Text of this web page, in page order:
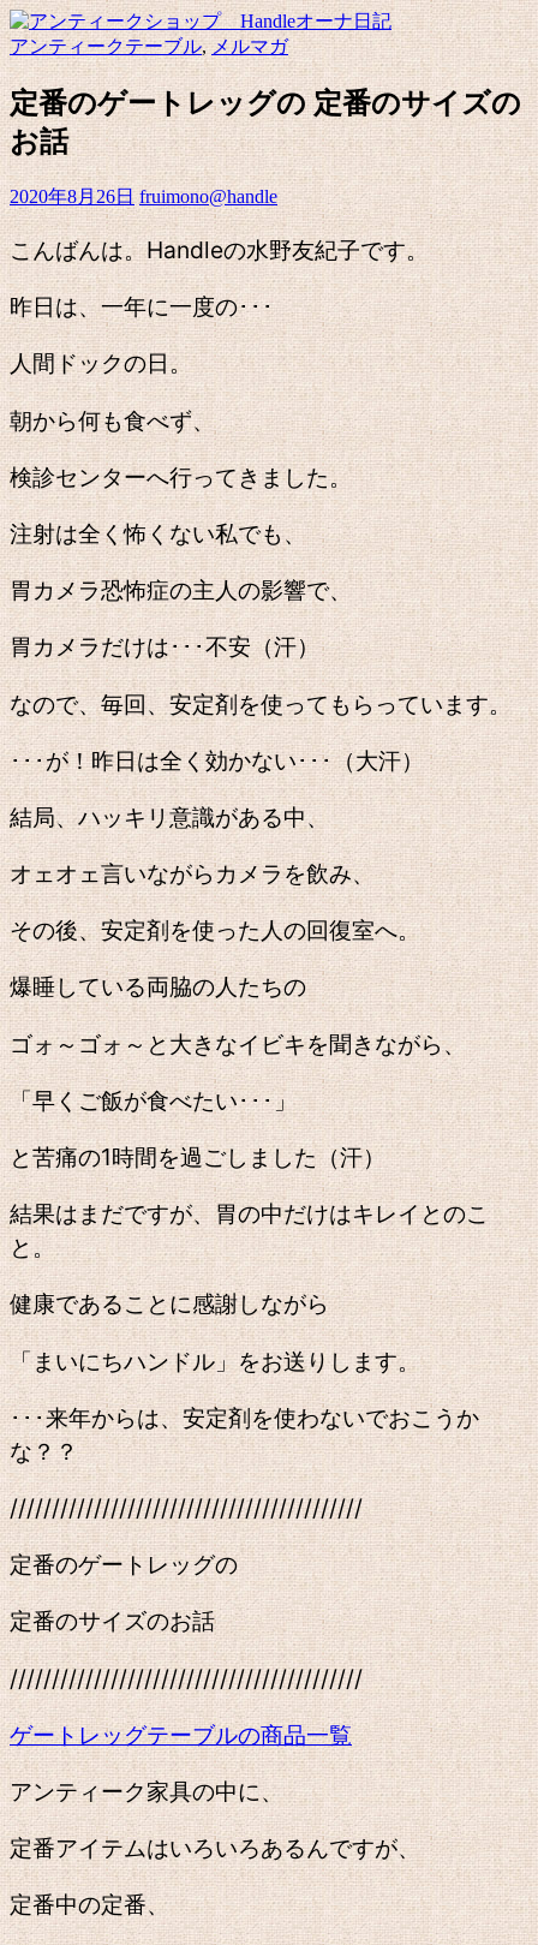
アンティークテーブル,メルマガ
定番のゲートレッグの 定番のサイズの
お話
2020年8月26日 fruimono@handle
こんばんは。Handleの水野友紀子です。
昨日は、一年に一度の･･･
人間ドックの日。
朝から何も食べず、
検診センターへ行ってきました。
注射は全く怖くない私でも、
胃カメラ恐怖症の主人の影響で、
胃カメラだけは･･･不安（汗）
なので、毎回、安定剤を使ってもらっています。
･･･が！昨日は全く効かない･･･（大汗）
結局、ハッキリ意識がある中、
オェオェ言いながらカメラを飲み、
その後、安定剤を使った人の回復室へ。
爆睡している両脇の人たちの
ゴォ～ゴォ～と大きなイビキを聞きながら、
「早くご飯が食べたい･･･」
と苦痛の1時間を過ごしました（汗）
結果はまだですが、胃の中だけはキレイとのこ
と。
健康であることに感謝しながら
「まいにちハンドル」をお送りします。
･･･来年からは、安定剤を使わないでおこうか
な？？
//////////////////////////////////////////
定番のゲートレッグの
定番のサイズのお話
//////////////////////////////////////////
ゲートレッグテーブルの商品一覧
アンティーク家具の中に、
定番アイテムはいろいろあるんですが、
定番中の定番、